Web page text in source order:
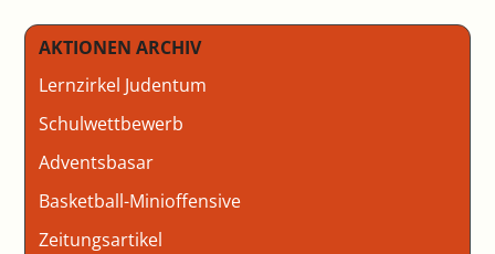
AKTIONEN ARCHIV
Lernzirkel Judentum
Schulwettbewerb
Adventsbasar
Basketball-Minioffensive
Zeitungsartikel